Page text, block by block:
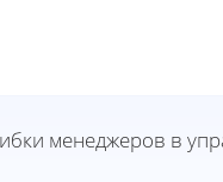
менеджеров в